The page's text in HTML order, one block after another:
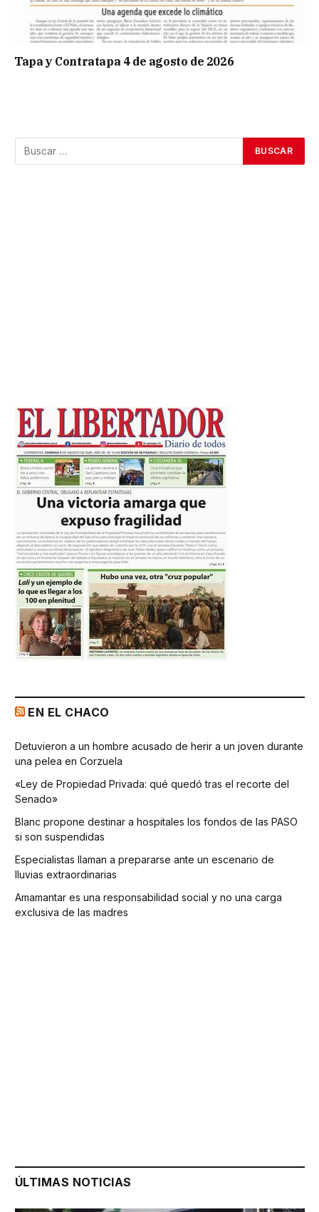
Tapa y Contratapa 4 de agosto de 2026
EN EL CHACO
Detuvieron a un hombre acusado de herir a un joven durante
una pelea en Corzuela
«Ley de Propiedad Privada: qué quedó tras el recorte del
Senado»
Blanc propone destinar a hospitales los fondos de las PASO
si son suspendidas
Especialistas llaman a prepararse ante un escenario de
lluvias extraordinarias
Amamantar es una responsabilidad social y no una carga
exclusiva de las madres
ÚLTIMAS NOTICIAS